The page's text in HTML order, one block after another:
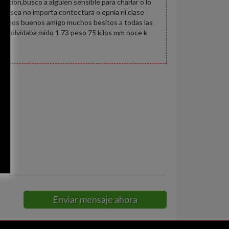
a alguien sensible para charlar o lo
sea no importa contectura o epnia ni clase
unos buenos amigo muchos besitos a todas las
olvidaba mido 1.73 peso 75 kilos mm noce k
Enviar mensaje ahora